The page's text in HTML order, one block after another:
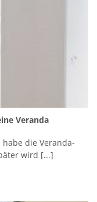
Veranda
die Veranda-
wird [...]